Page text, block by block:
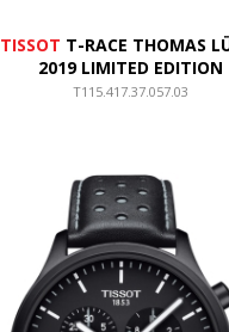
TISSOT T-RACE THOMAS
2019 LIMITED EDITION
T115.417.37.057.03